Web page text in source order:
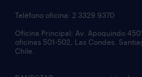
Teléfono oficina: 2 3329 9370
Oficina Principal: Av. Apoquindo
oficinas 501-502, Las Condes,
Chile.